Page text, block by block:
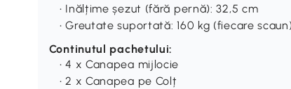
• Inălțime șezut (fără pernă): 32,5 cm
• Greutate suportată: 160 kg (fiecare
Continutul pachetului:
• 4 x Canapea mijlocie
• 2 x Canapea pe Colț